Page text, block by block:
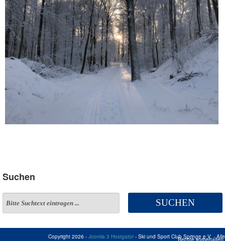
Copyright 2026 - Joomla 3 Hostgator - Ski und Sport Club Springe e.V. - Alle
Rechte vorbehalten.
Suchen
SUCHEN